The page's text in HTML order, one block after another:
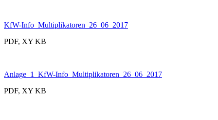
KfW-Info_Multiplikatoren_26_06_2017
PDF, XY KB
Anlage_1_KfW-Info_Multiplikatoren_26_06_2017
PDF, XY KB